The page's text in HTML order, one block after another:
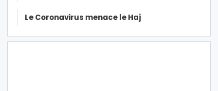
Le Coronavirus menace le Haj